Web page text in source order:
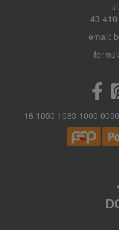
43-410
email:
16 1050 1083 1000